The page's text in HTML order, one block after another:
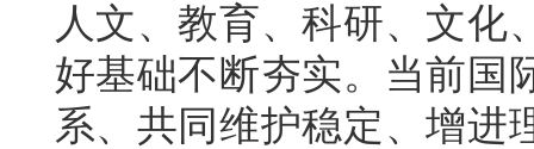
人文、教育、科研、文化
好基础不断夯实。当前国
系、共同维护稳定、增进